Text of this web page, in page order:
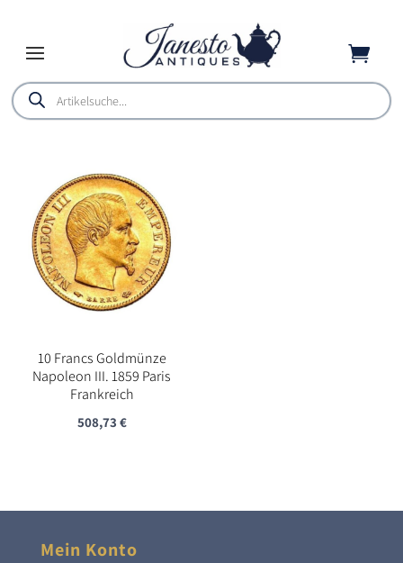

Products
search
10 Francs Goldmünze
Napoleon III. 1859 Paris
Frankreich
508,73 €
Mein Konto